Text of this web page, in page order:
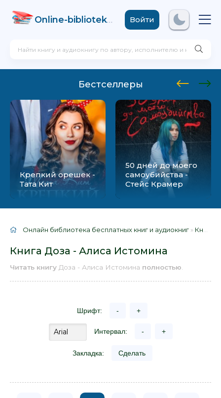
Online-biblioteka .comВойти
Бестселлеры
Крепкий орешек -
Тата Кит
50 дней до моего
самоубийства -
Стейс Крамер
Онлайн библиотека бесплатных книг и аудиокниг » Книги
Книга Доза - Алиса Истомина
Читать книгу Доза - Алиса Истомина полностью
Шрифт: - +
Интервал: - +
Закладка: Сделать